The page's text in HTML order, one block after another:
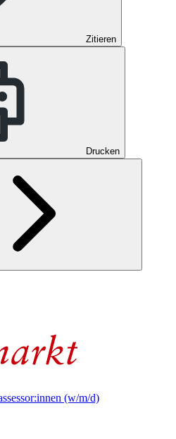
Zitieren
Drucken
(w/m/d)